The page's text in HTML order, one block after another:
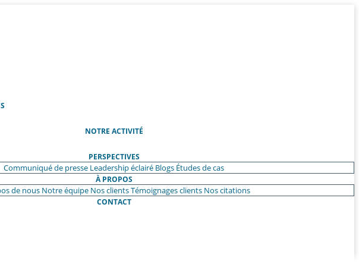
NOTRE ACTIVITÉ
PERSPECTIVES
Communiqué de presse Leadership éclairé Blogs Études de cas
À PROPOS
de nous Notre équipe Nos clientsTémoignages clients Nos citations
CONTACT